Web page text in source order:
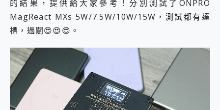
的結果，提供給大家參考！分別測試了ONPRO
MagReact MXs 5W/7.5W/10W/15W，測試都有達
標，過關😍😍😍。